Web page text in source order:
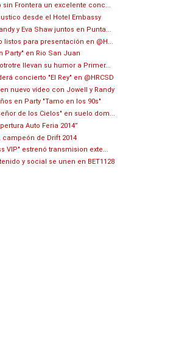
sin Frontera un excelente conc...
desde el Hotel Embassy
y Eva Shaw juntos en Punta...
listos para presentación en @H...
Party" en Rio San Juan
llevan su humor a Primer...
concierto "El Rey" en @HRCSD
nuevo vídeo con Jowell y Randy
en Party "Tamo en los 90s"
de los Cielos" en suelo dom...
Auto Feria 2014”
campeón de Drift 2014
VIP" estrenó transmision exte...
y social se unen en BET1128